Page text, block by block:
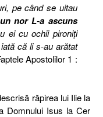
pe când se uitau
un nor L-a ascuns
ei cu ochii pironiţi
că li s-au arătat
Apostolilor 1 :
răpirea lui Ilie la
Domnului Isus la Cer